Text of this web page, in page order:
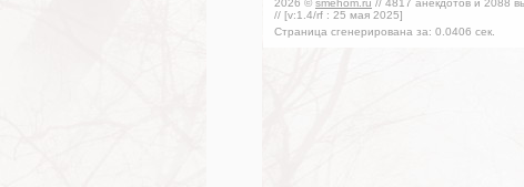
2026 © smehom.ru // 4817 анекдотов и 2088
// [v:1.4/rf : 25 мая 2025]
Страница сгенерирована за: 0.0406 сек.